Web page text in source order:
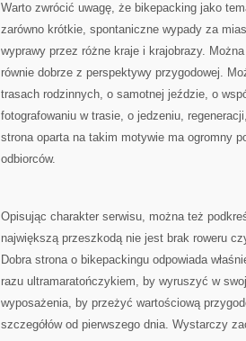
Warto zwrócić uwagę, że bikepacking jako
zarówno krótkie, spontaniczne wypady za
wyprawy przez różne kraje i krajobrazy.
równie dobrze z perspektywy przygodowej.
trasach rodzinnych, o samotnej jeździe, o
fotografowaniu w trasie, o jedzeniu,
strona oparta na takim motywie ma ogromny
odbiorców.
Opisując charakter serwisu, można też
największą przeszkodą nie jest brak roweru
Dobra strona o bikepackingu odpowiada
razu ultramaratończykiem, by wyruszyć w
wyposażenia, by przeżyć wartościową
szczegółów od pierwszego dnia. Wystarczy